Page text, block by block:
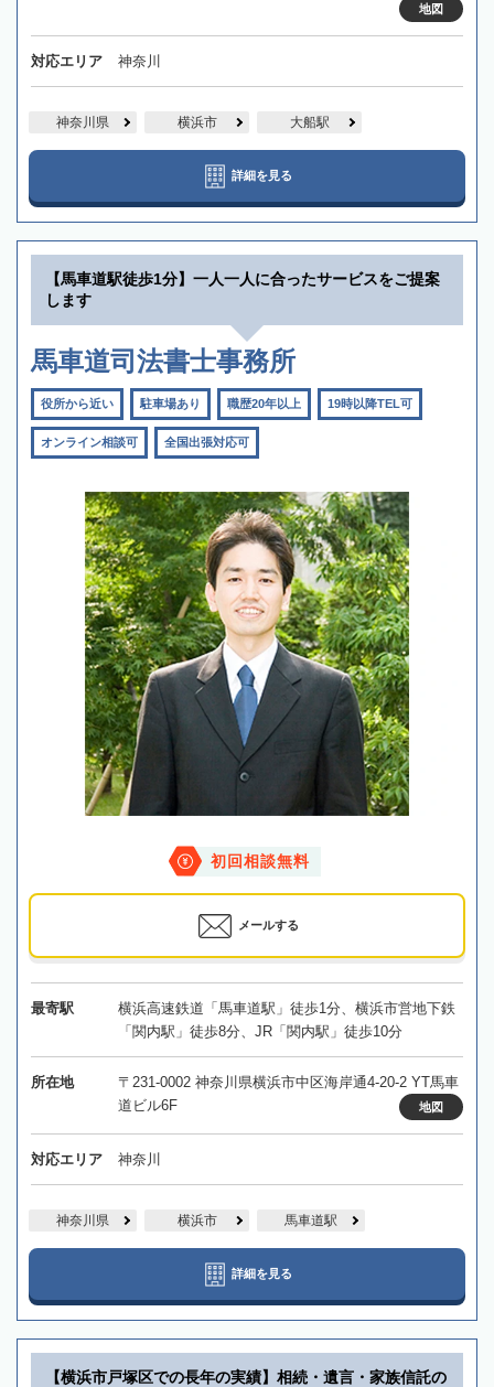
地図
対応エリア 神奈川
神奈川県 横浜市 大船駅
詳細を見る
【馬車道駅徒歩1分】一人一人に合ったサービスをご提案
します
馬車道司法書士事務所
役所から近い 駐車場あり 職歴20年以上 19時以降TEL可
オンライン相談可 全国出張対応可
初回相談無料
メールする
最寄駅
横浜高速鉄道「馬車道駅」徒歩1分、横浜市営地下鉄
「関内駅」徒歩8分、JR「関内駅」徒歩10分
所在地
〒231-0002 神奈川県横浜市中区海岸通4-20-2 YT馬車
道ビル6F
地図
対応エリア 神奈川
神奈川県 横浜市 馬車道駅
詳細を見る
【横浜市戸塚区での長年の実績】相続・遺言・家族信託の